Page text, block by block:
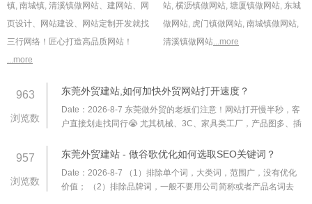
镇, 南城镇, 清溪镇做网站、建网站、网
页设计、网站建设、网站定制开发就找
三行网络！匠心打造高品质网站！
...more
站, 横沥镇做网站, 塘厦镇做网站, 东城
做网站, 虎门镇做网站, 南城镇做网站,
清溪镇做网站...more
963
浏览数
东莞外贸建站,如何加快外贸网站打开速度？
Date：2026-8-7 东莞做外贸的老板们注意！网站打开慢半秒，客
户直接划走找同行😭 尤其机械、3C、家具类工厂，产品图多、插
巧，帮你把海外加载速度压到 3 秒内
957
浏览数
东莞外贸建站 - 做谷歌优化如何选取SEO关键词？
Date：2026-8-7 （1）排除单个词，大类词，范围广，没有优化
价值； （2）排除品牌词，一般不要用公司简称或者产品名词去